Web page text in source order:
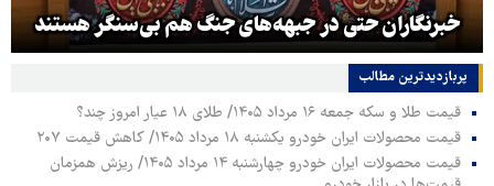
خبرنگاران حتی در جبهه‌های جنگ هم بی‌سنگر هستند
پربازدیدترین‌ مطالب
قیمت طلا و سکه جمعه ۱۶ مرداد ۱۴۰۵/ طلای ۱۸ عیار امروز چند؟
قیمت محصولات ایران خودرو یکشنبه ۱۸ مرداد ۱۴۰۵/ کاهش قیمت ۲۰۷
قیمت محصولات ایران خودرو چهارشنبه ۱۴ مرداد ۱۴۰۵/ ریزش همزمان